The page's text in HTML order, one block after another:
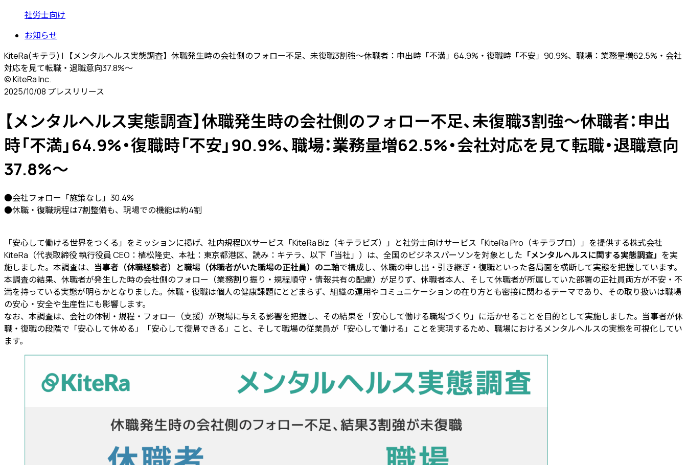
社労士向け
お知らせ
KiteRa(キテラ) | 【メンタルヘルス実態調査】休職発生時の会社側のフォロー不足、未復職3割強〜休職者：申出時「不満」64.9%・復職時「不安」90.9%、職場：業務量増62.5%・会社
対応を見て転職・退職意向37.8%〜
© KiteRa Inc.
2025/10/08 プレスリリース
【メンタルヘルス実態調査】休職発生時の会社側のフォロー不足、未復職3割強〜休職者：申出
時「不満」64.9%・復職時「不安」90.9%、職場：業務量増62.5%・会社対応を見て転職・退職意向
37.8%〜
●会社フォロー「施策なし」30.4%
●休職・復職規程は7割整備も、現場での機能は約4割
「安心して働ける世界をつくる」をミッションに掲げ、社内規程DXサービス「KiteRa Biz（キテラビズ）」と社労士向けサービス「KiteRa Pro（キテラプロ）」を提供する株式会社
KiteRa（代表取締役 執行役員 CEO：植松隆史、本社：東京都港区、読み：キテラ、以下「当社」）は、全国のビジネスパーソンを対象とした 「メンタルヘルスに関する実態調査」 を実
施しました。本調査は、 当事者（休職経験者）と職場（休職者がいた職場の正社員）の二軸で構成し、休職の申し出・引き継ぎ・復職といった各局面を横断して実態を把握しています。
本調査の結果、休職者が発生した時の会社側のフォロー（業務割り振り・規程順守・情報共有の配慮）が足りず、休職者本人、そして休職者が所属していた部署の正社員両方が不安・不
満を持っている実態が明らかとなりました。休職・復職は個人の健康課題にとどまらず、組織の運用やコミュニケーションの在り方とも密接に関わるテーマであり、その取り扱いは職場
の安心・安全や生産性にも影響します。
なお、本調査は、会社の体制・規程・フォロー（支援）が現場に与える影響を把握し、その結果を「安心して働ける職場づくり」に活かせることを目的として実施しました。当事者が休
職・復職の段階で「安心して休める」「安心して復帰できる」こと、そして職場の従業員が「安心して働ける」ことを実現するため、職場におけるメンタルヘルスの実態を可視化してい
ます。